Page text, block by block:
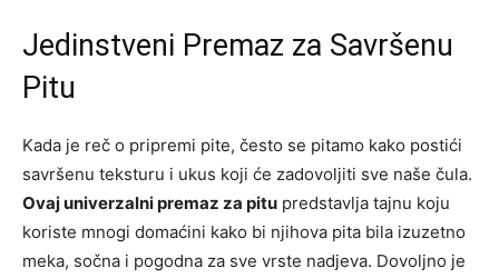
Jedinstveni Premaz za Savršenu
Pitu
Kada je reč o pripremi pite, često se pitamo kako postići
savršenu teksturu i ukus koji će zadovoljiti sve naše čula.
Ovaj univerzalni premaz za pitu predstavlja tajnu koju
koriste mnogi domaćini kako bi njihova pita bila izuzetno
meka, sočna i pogodna za sve vrste nadjeva. Dovoljno je